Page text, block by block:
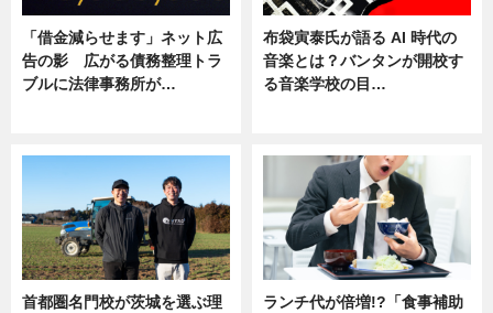
「借金減らせます」ネット広
告の影 広がる債務整理トラ
ブルに法律事務所が…
布袋寅泰氏が語る AI 時代の
音楽とは？バンタンが開校す
る音楽学校の目…
首都圏名門校が茨城を選ぶ理
ランチ代が倍増!?「食事補助